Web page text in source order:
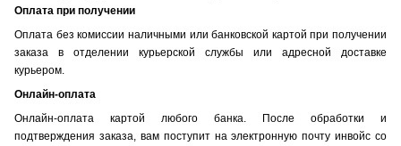
Оплата при получении
Оплата без комиссии наличными или банковской картой при получении
заказа в отделении курьерской службы или адресной доставке
курьером.
Онлайн-оплата
Онлайн-оплата картой любого банка. После обработки и
подтверждения заказа, вам поступит на электронную почту инвойс со